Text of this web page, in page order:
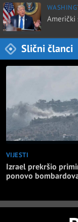
Američki
Slični članci
VIJESTI
Izrael prekršio
ponovo